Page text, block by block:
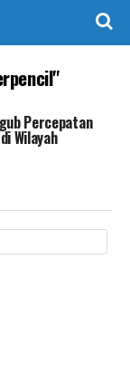
Percepatan
Wilayah